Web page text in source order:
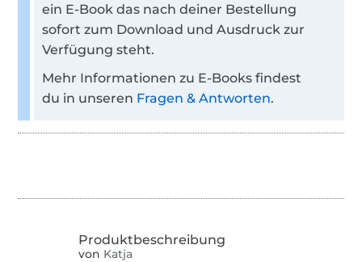
ein E-Book das nach deiner Bestellung
sofort zum Download und Ausdruck zur
Verfügung steht.
Mehr Informationen zu E-Books findest
du in unseren Fragen & Antworten.
von Katja